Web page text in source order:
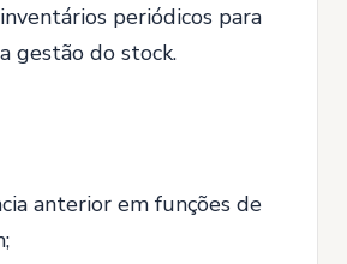
periódicos para
gestão do stock.
anterior em funções de